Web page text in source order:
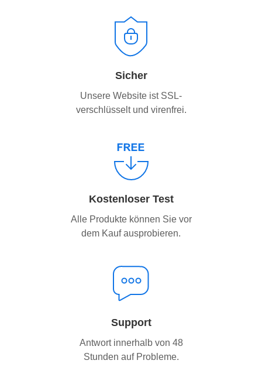
Sicher
Unsere Website ist SSL-
verschlüsselt und virenfrei.
Kostenloser Test
Alle Produkte können Sie vor
dem Kauf ausprobieren.
Support
Antwort innerhalb von 48
Stunden auf Probleme.